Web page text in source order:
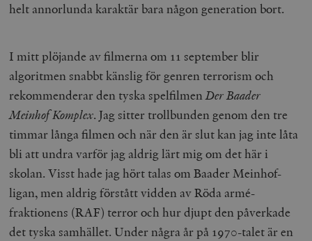
helt annorlunda karaktär bara någon generation bort.
I mitt plöjande av filmerna om 11 september blir
algoritmen snabbt känslig för genren terrorism och
rekommenderar den tyska spelfilmenDer Baader
Meinhof Komplex. Jag sitter trollbunden genom den tre
timmar långa filmen och när den är slut kan jag inte låta
bli att undra varför jag aldrig lärt mig om det här i
skolan. Visst hade jag hört talas om Baader Meinhof-
ligan, men aldrig förstått vidden av Röda armé-
fraktionens (RAF) terror och hur djupt den påverkade
det tyska samhället. Under några år på 1970-talet är en